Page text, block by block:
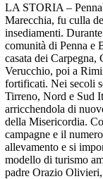
LA STORIA –
Marecchia, fu culla
insediamenti.
comunità di Penna e
casata dei
Verucchio, poi a
fortificati. Nei secoli
Tirreno, Nord e Sud
arricchendola di
della Misericordia.
campagne e il
allevamento e si
modello di turismo
padre Orazio